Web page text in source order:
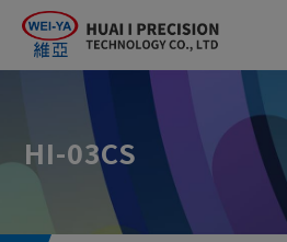
HI-03CS
クッキー利用の管理について